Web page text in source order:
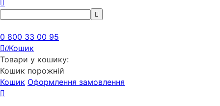
0 800 33 00 95
0Кошик
Товари у кошику:
Кошик порожній
Кошик Оформлення замовлення